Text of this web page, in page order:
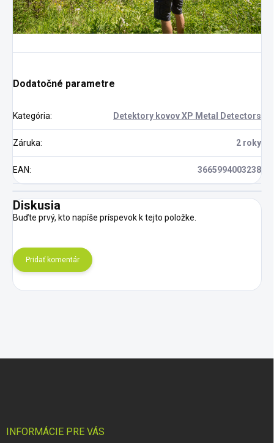
Dodatočné parametre
Kategória: Detektory kovov XP Metal Detectors
Záruka: 2 roky
EAN: 3665994003238
Diskusia
Buďte prvý, kto napíše príspevok k tejto položke.
Pridať komentár
INFORMÁCIE PRE VÁS